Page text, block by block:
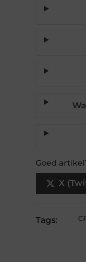
Goed
X
Tags: